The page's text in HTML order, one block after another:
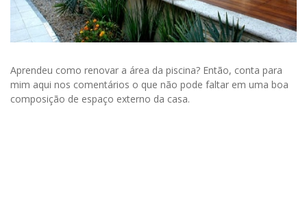
Aprendeu como renovar a área da piscina? Então, conta para
mim aqui nos comentários o que não pode faltar em uma boa
composição de espaço externo da casa.